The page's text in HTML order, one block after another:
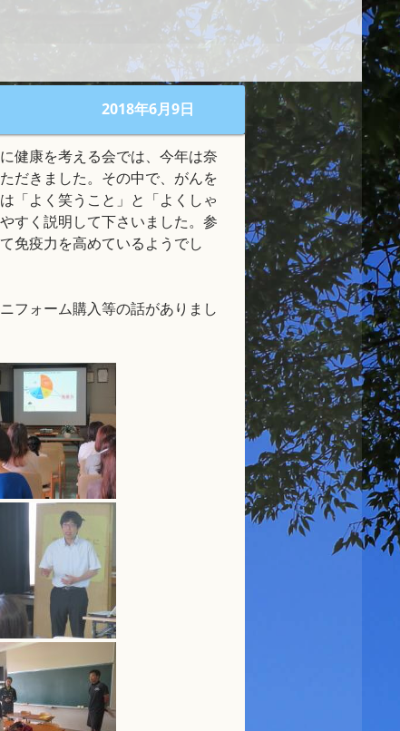
2018年6月9日
健康を考える会では、今年は奈
だきました。その中で、がんを
「よく笑うこと」と「よくしゃ
すく説明して下さいました。参
免疫力を高めているようでし
フォーム購入等の話がありまし